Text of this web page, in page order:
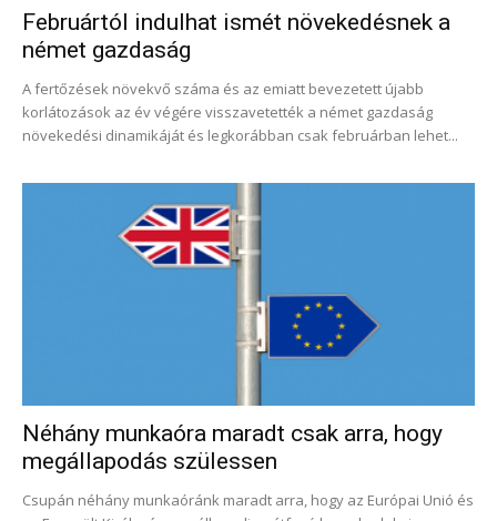
Februártól indulhat ismét növekedésnek a
német gazdaság
A fertőzések növekvő száma és az emiatt bevezetett újabb
korlátozások az év végére visszavetették a német gazdaság
növekedési dinamikáját és legkorábban csak februárban lehet...
Néhány munkaóra maradt csak arra, hogy
megállapodás szülessen
Csupán néhány munkaóránk maradt arra, hogy az Európai Unió és